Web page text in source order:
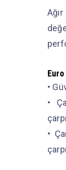
•
•
•